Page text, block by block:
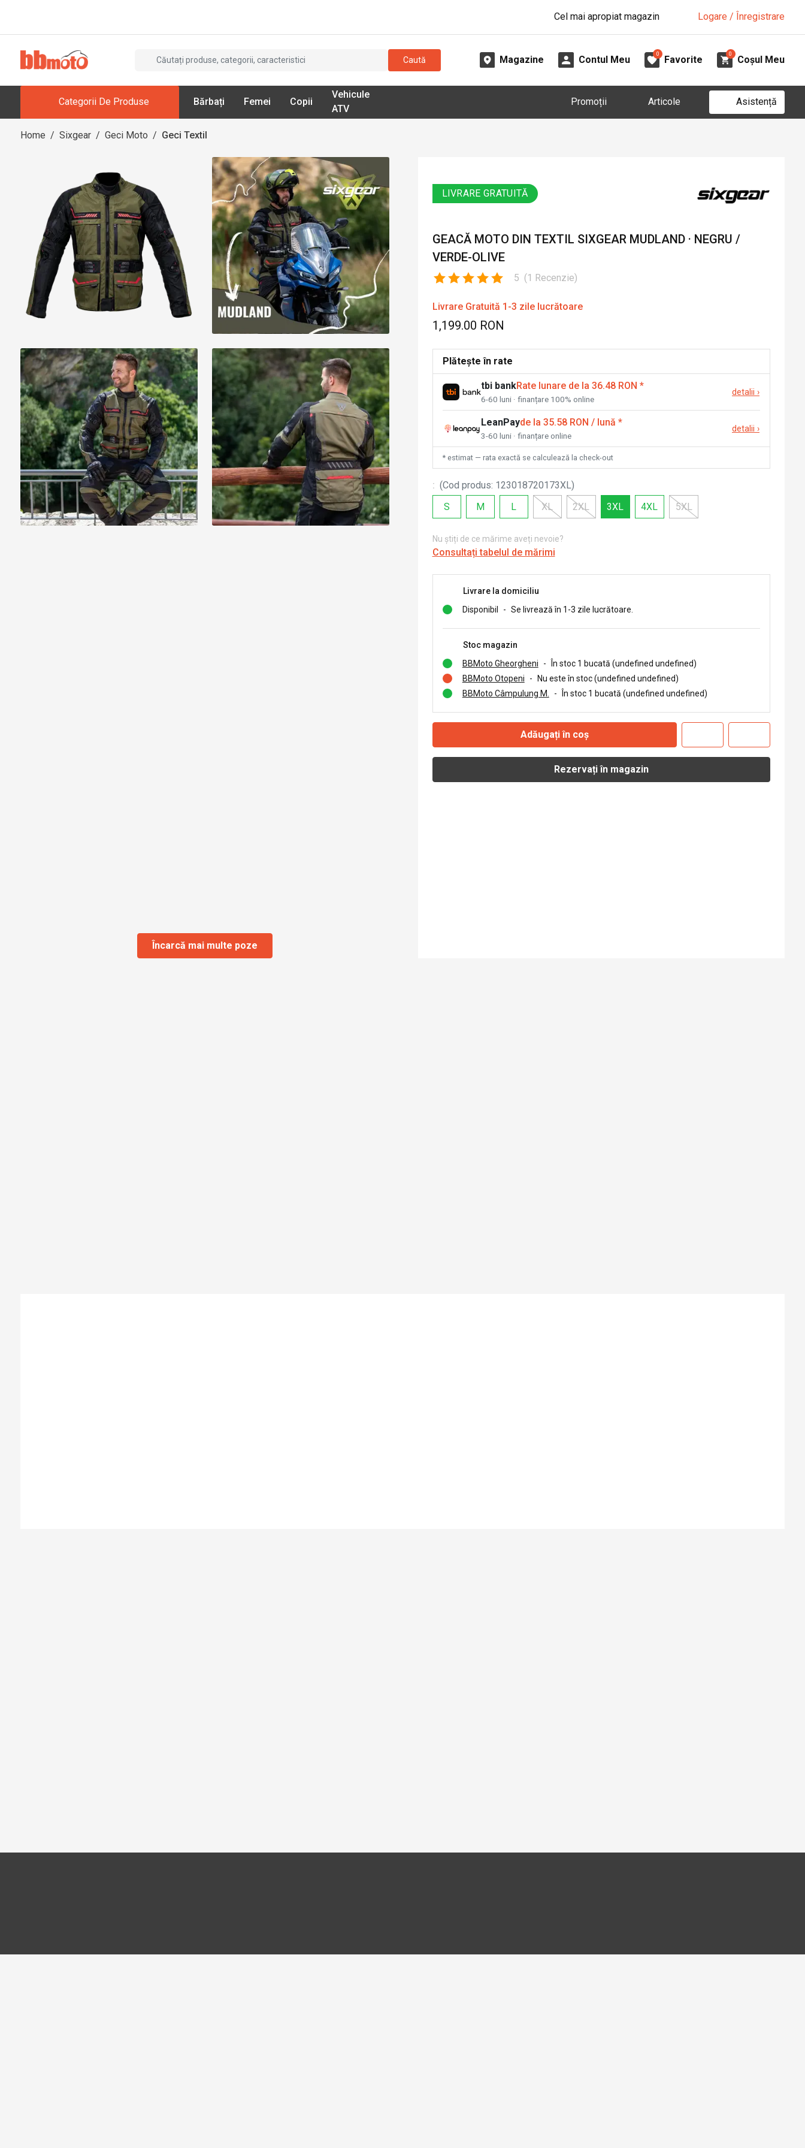
Cel mai apropiat magazin Logare / Înregistrare
Caută Magazine Contul Meu
0
Favorite
0
Coșul Meu
Categorii De Produse Bărbați Femei Copii
Vehicule
ATV
Promoții Articole Asistență
Home / Sixgear / Geci Moto / Geci Textil
Încarcă mai multe poze
LIVRARE GRATUITĂ
GEACĂ MOTO DIN TEXTIL SIXGEAR MUDLAND · NEGRU /
VERDE-OLIVE
5 (1 Recenzie)
Livrare Gratuită 1-3 zile lucrătoare
1,199.00 RON
Plătește în rate
tbi bankRate lunare de la 36.48 RON *
6-60 luni · finanțare 100% online
detalii ›
LeanPayde la 35.58 RON / lună *
3-60 luni · finanțare online
detalii ›
* estimat — rata exactă se calculează la check-out
: (Cod produs: 123018720173XL)
S
M L XL 2XL 3XL 4XL 5XL
Nu știți de ce mărime aveți nevoie?
Consultați tabelul de mărimi
Livrare la domiciliu
Disponibil
- Se livrează în 1-3 zile lucrătoare.
Stoc magazin
BBMoto Gheorgheni
-
În stoc 1 bucată (undefined undefined)
BBMoto Otopeni
-
Nu este în stoc (undefined undefined)
BBMoto Câmpulung M.
- În stoc 1 bucată (undefined undefined)
Adăugați în coș
Rezervați în magazin